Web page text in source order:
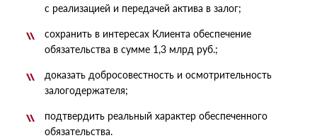
с реализацией и передачей актива в залог;
сохранить в интересах Клиента обеспечение
обязательства в сумме 1,3 млрд руб.;
доказать добросовестность и осмотрительность
залогодержателя;
подтвердить реальный характер обеспеченного
обязательства.